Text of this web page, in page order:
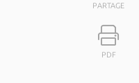
PARTAGE
PDF